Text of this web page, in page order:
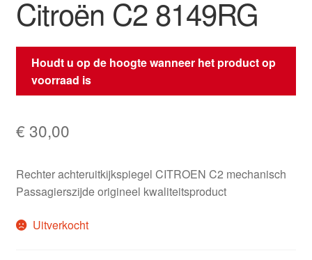
Citroën C2 8149RG
Houdt u op de hoogte wanneer het product op
voorraad is
€ 30,00
Rechter achteruitkijkspiegel CITROEN C2 mechanisch
Passagierszijde origineel kwaliteitsproduct
Uitverkocht